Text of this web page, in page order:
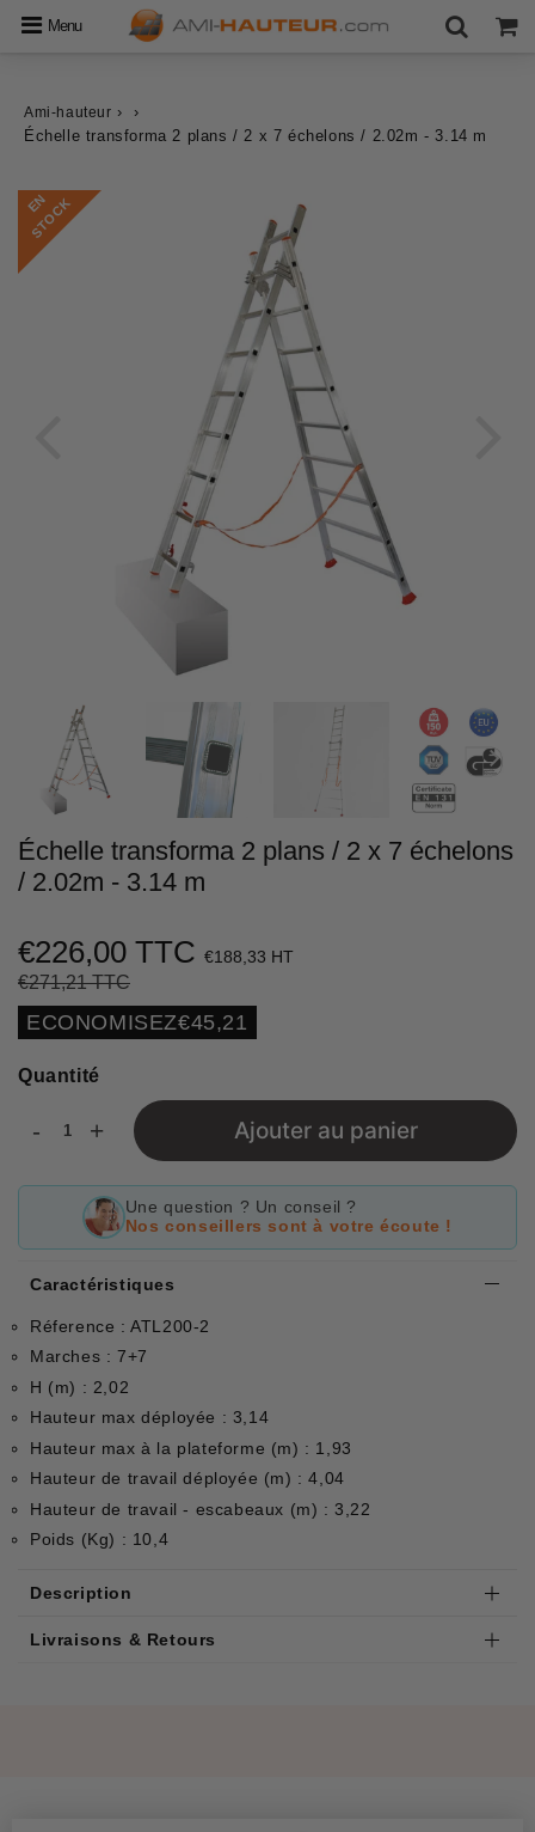
Menu
Ami-hauteur ›
›
Échelle transforma 2 plans / 2 x 7 échelons / 2.02m - 3.14 m
E
N
S
T
O
C
K
Échelle transforma 2 plans / 2 x 7 échelons
/ 2.02m - 3.14 m
€226,00 TTC €188,33 HT
€271,21 TTC
régulier
réduit
Unit
price
ECONOMISEZ€45,21
Quantité
- + Ajouter au panier
Une question ? Un conseil ?
Nos conseillers sont à votre écoute !
Caractéristiques
Réference : ATL200-2
Marches : 7+7
H (m) : 2,02
Hauteur max déployée : 3,14
Hauteur max à la plateforme (m) : 1,93
Hauteur de travail déployée (m) : 4,04
Hauteur de travail - escabeaux (m) : 3,22
Poids (Kg) : 10,4
Description
Livraisons & Retours